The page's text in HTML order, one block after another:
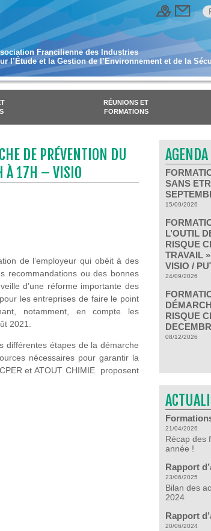
Francilienne des Industries
l’Étude et la Gestion de l’Environnement et de la
RÉUNIONS ET
FORMATIONS
DE PRÉVENTION DU
À 17H – VISIO
de l’employeur qui obéit à des
recommandations ou des bonnes
d’une réforme importante des
les entreprises de faire le point
notamment, en compte les
2021.
différentes étapes de la démarche
nécessaires pour garantir la
et ATOUT CHIMIE proposent
AGENDA
SANS
15/09/2026
L’OUTIL
RISQUE
TRAVAIL
VISIO /
24/09/2026
RISQUE
08/12/2026
21/04/2026
Récap des
année !
Rapport
23/06/2025
Bilan des
2024
Rapport
20/06/2024